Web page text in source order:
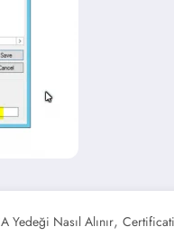
Yedeği Nasıl Alınır,